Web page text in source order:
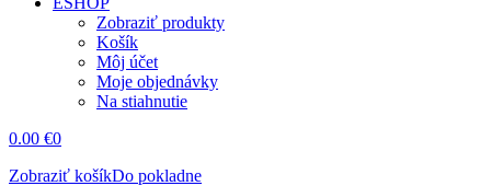
Zobraziť produkty
Košík
Môj účet
Moje objednávky
Na stiahnutie
0.00 €0
Zobraziť košíkDo pokladne